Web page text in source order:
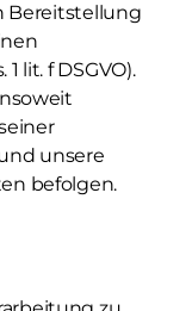
Bereitstellung
lit. f DSGVO).
unsere
befolgen.